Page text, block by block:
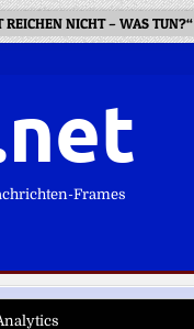
REICHEN NICHT – WAS TUN?“
Frames